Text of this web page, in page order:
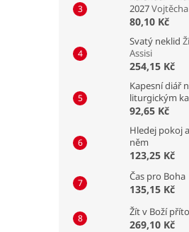
2027
80,10 Kč
Svatý neklid
Assisi
254,15 Kč
Kapesní diář
liturgickým
92,65 Kč
Hledej pokoj
něm
123,25 Kč
Čas pro Boha
135,15 Kč
Žít v Boží
269,10 Kč